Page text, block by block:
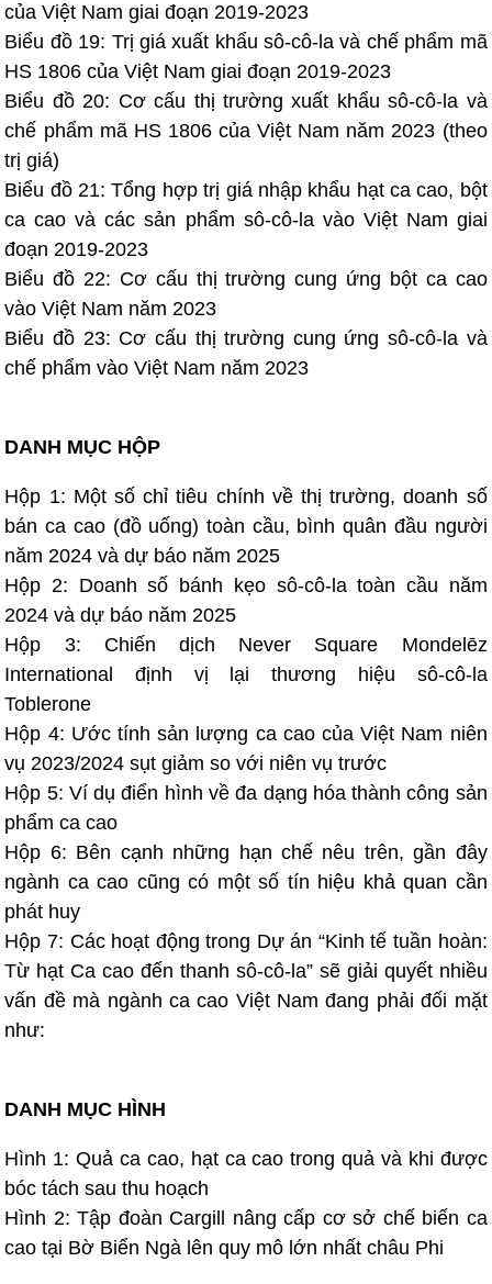
của Việt Nam giai đoạn 2019-2023
Biểu đồ 19: Trị giá xuất khẩu sô-cô-la và chế phẩm mã
HS 1806 của Việt Nam giai đoạn 2019-2023
Biểu đồ 20: Cơ cấu thị trường xuất khẩu sô-cô-la và
chế phẩm mã HS 1806 của Việt Nam năm 2023 (theo
trị giá)
Biểu đồ 21: Tổng hợp trị giá nhập khẩu hạt ca cao, bột
ca cao và các sản phẩm sô-cô-la vào Việt Nam giai
đoạn 2019-2023
Biểu đồ 22: Cơ cấu thị trường cung ứng bột ca cao
vào Việt Nam năm 2023
Biểu đồ 23: Cơ cấu thị trường cung ứng sô-cô-la và
chế phẩm vào Việt Nam năm 2023
DANH MỤC HỘP
Hộp 1: Một số chỉ tiêu chính về thị trường, doanh số
bán ca cao (đồ uống) toàn cầu, bình quân đầu người
năm 2024 và dự báo năm 2025
Hộp 2: Doanh số bánh kẹo sô-cô-la toàn cầu năm
2024 và dự báo năm 2025
Hộp 3: Chiến dịch Never Square Mondelēz
International định vị lại thương hiệu sô-cô-la
Toblerone
Hộp 4: Ước tính sản lượng ca cao của Việt Nam niên
vụ 2023/2024 sụt giảm so với niên vụ trước
Hộp 5: Ví dụ điển hình về đa dạng hóa thành công sản
phẩm ca cao
Hộp 6: Bên cạnh những hạn chế nêu trên, gần đây
ngành ca cao cũng có một số tín hiệu khả quan cần
phát huy
Hộp 7: Các hoạt động trong Dự án “Kinh tế tuần hoàn:
Từ hạt Ca cao đến thanh sô-cô-la” sẽ giải quyết nhiều
vấn đề mà ngành ca cao Việt Nam đang phải đối mặt
như:
DANH MỤC HÌNH
Hình 1: Quả ca cao, hạt ca cao trong quả và khi được
bóc tách sau thu hoạch
Hình 2: Tập đoàn Cargill nâng cấp cơ sở chế biến ca
cao tại Bờ Biển Ngà lên quy mô lớn nhất châu Phi